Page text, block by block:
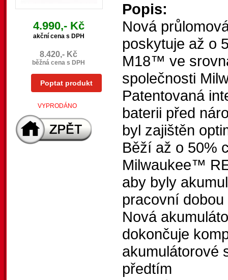
4.990,- Kč
akční cena s DPH
8.420,- Kč
běžná cena s DPH
Poptat produkt
VYPRODÁNO
Popis:
Nová
poskytuje až o
M18™ ve
společnosti
Patentovaná
baterii před
byl zajištěn
Běží až o 50%
Milwaukee™
aby byly
pracovní
Nová
dokončuje
akumulátorové
předtím